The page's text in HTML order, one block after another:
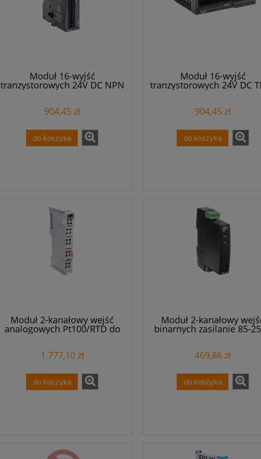
Moduł 16-wyjść
tranzystorowych 24V DC NPN
TM3DQ16U
904,45 zł
do koszyka
Moduł 16-wyjść
tranzystorowych 24V DC
16 TM3DQ16T
904,45 zł
do koszyka
Moduł 2-kanałowy wejść
analogowych Pt100/RTD do
rezystancyjnych czujników
1 777,10 zł
do koszyka
Moduł 2-kanałowy
binarnych zasilanie 85-
AC/DC bez atestu KJ SM3
469,86 zł
do koszyka